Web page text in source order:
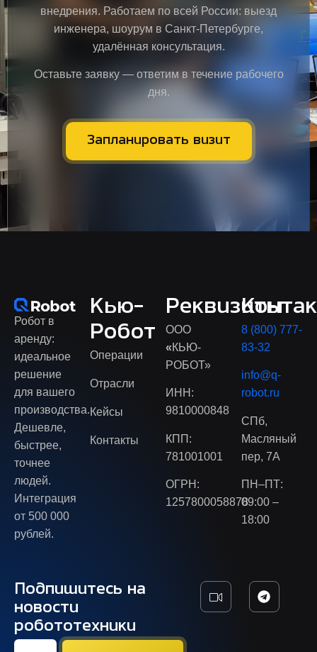
внедрения. Работаем по всей России: выезд
инженера, шоурум в Санкт-Петербурге,
удалённая консультация.
Оставьте заявку — ответим в течение рабочего
дня.
Запланировать визит
Робот в
аренду:
идеальное
решение
для вашего
производства.
Дешевле,
быстрее,
точнее
людей.
Интеграция
от 500 000
рублей.
Кью-
Робот
Операции
Отрасли
Кейсы
Контакты
Реквизиты
ООО
«КЬЮ-
РОБОТ»
ИНН:
9810000848
КПП:
781001001
ОГРН:
1257800058878
8 (800) 777-
83-32
info@q-
robot.ru
СПб,
Масляный
пер, 7А
ПН–ПТ:
09:00 –
18:00
Подпишитесь на
новости
робототехники